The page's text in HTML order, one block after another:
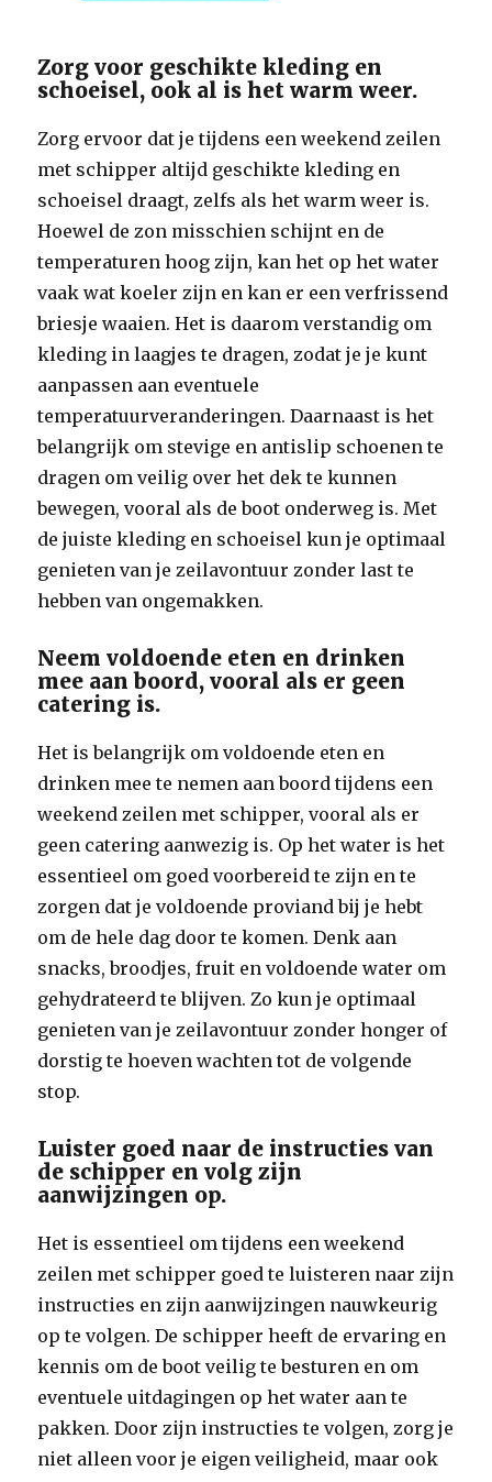
Zorg voor geschikte kleding en
schoeisel, ook al is het warm weer.
Zorg ervoor dat je tijdens een weekend zeilen
met schipper altijd geschikte kleding en
schoeisel draagt, zelfs als het warm weer is.
Hoewel de zon misschien schijnt en de
temperaturen hoog zijn, kan het op het water
vaak wat koeler zijn en kan er een verfrissend
briesje waaien. Het is daarom verstandig om
kleding in laagjes te dragen, zodat je je kunt
aanpassen aan eventuele
temperatuurveranderingen. Daarnaast is het
belangrijk om stevige en antislip schoenen te
dragen om veilig over het dek te kunnen
bewegen, vooral als de boot onderweg is. Met
de juiste kleding en schoeisel kun je optimaal
genieten van je zeilavontuur zonder last te
hebben van ongemakken.
Neem voldoende eten en drinken
mee aan boord, vooral als er geen
catering is.
Het is belangrijk om voldoende eten en
drinken mee te nemen aan boord tijdens een
weekend zeilen met schipper, vooral als er
geen catering aanwezig is. Op het water is het
essentieel om goed voorbereid te zijn en te
zorgen dat je voldoende proviand bij je hebt
om de hele dag door te komen. Denk aan
snacks, broodjes, fruit en voldoende water om
gehydrateerd te blijven. Zo kun je optimaal
genieten van je zeilavontuur zonder honger of
dorstig te hoeven wachten tot de volgende
stop.
Luister goed naar de instructies van
de schipper en volg zijn
aanwijzingen op.
Het is essentieel om tijdens een weekend
zeilen met schipper goed te luisteren naar zijn
instructies en zijn aanwijzingen nauwkeurig
op te volgen. De schipper heeft de ervaring en
kennis om de boot veilig te besturen en om
eventuele uitdagingen op het water aan te
pakken. Door zijn instructies te volgen, zorg je
niet alleen voor je eigen veiligheid, maar ook